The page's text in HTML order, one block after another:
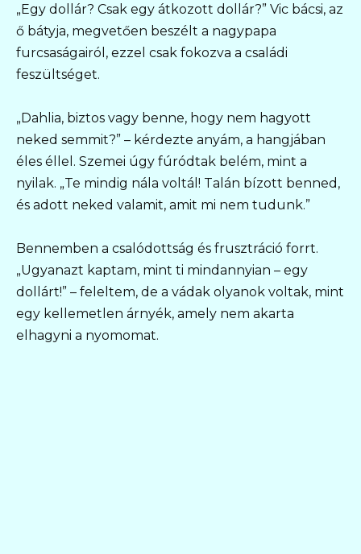
„Egy dollár? Csak egy átkozott dollár?” Vic bácsi, az
ő bátyja, megvetően beszélt a nagypapa
furcsaságairól, ezzel csak fokozva a családi
feszültséget.
„Dahlia, biztos vagy benne, hogy nem hagyott
neked semmit?” – kérdezte anyám, a hangjában
éles éllel. Szemei úgy fúródtak belém, mint a
nyilak. „Te mindig nála voltál! Talán bízott benned,
és adott neked valamit, amit mi nem tudunk.”
Bennemben a csalódottság és frusztráció forrt.
„Ugyanazt kaptam, mint ti mindannyian – egy
dollárt!” – feleltem, de a vádak olyanok voltak, mint
egy kellemetlen árnyék, amely nem akarta
elhagyni a nyomomat.